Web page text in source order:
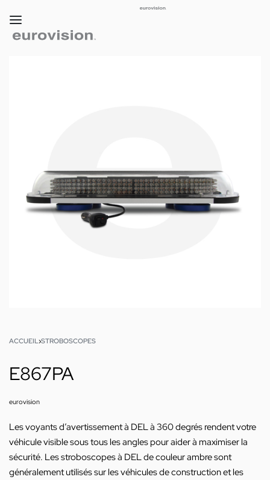
ACCUEIL ›STROBOSCOPES
E867PA
eurovision
Les voyants d’avertissement à DEL à 360 degrés rendent votre
véhicule visible sous tous les angles pour aider à maximiser la
sécurité. Les stroboscopes à DEL de couleur ambre sont
généralement utilisés sur les véhicules de construction et les